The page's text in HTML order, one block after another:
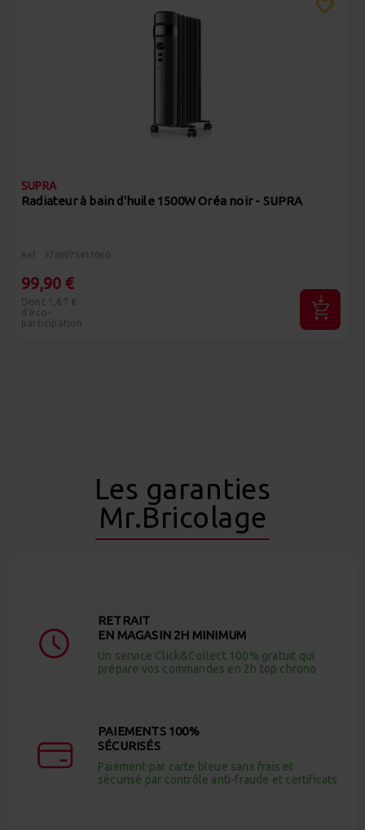
SUPRA
Radiateur à bain d'huile 1500W Oréa noir - SUPRA
Réf : 3760075411060
99,90 €
Dont 1,67 €
d'éco-
participation
Les garanties
Mr.Bricolage
RETRAIT
EN MAGASIN 2H MINIMUM
Un service Click&Collect 100% gratuit qui
prépare vos commandes en 2h top chrono
PAIEMENTS 100%
SÉCURISÉS
Paiement par carte bleue sans frais et
sécurisé par contrôle anti-fraude et certificats